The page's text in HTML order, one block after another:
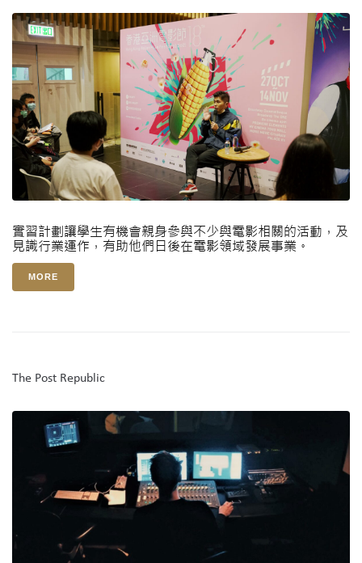
實習計劃讓學生有機會親身參與不少與電影相關的活動，及
見識行業運作，有助他們日後在電影領域發展事業。
MORE
The Post Republic